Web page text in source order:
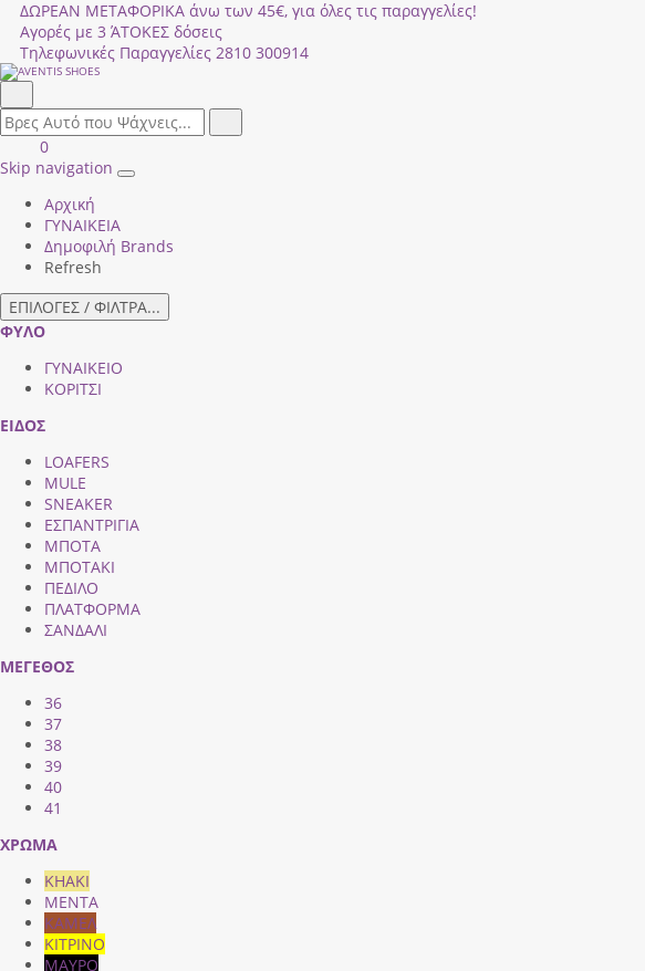
ΔΩΡΕΑΝ ΜΕΤΑΦΟΡΙΚΑ άνω των 45€, για όλες τις παραγγελίες!
Αγορές με 3 ΆΤΟΚΕΣ δόσεις
Τηλεφωνικές Παραγγελίες 2810 300914
field.search
Είσοδος
|
ΚΑΛΑΘΙ
ΑΓΟΡΩΝ
0
Skip navigation
Toggle
Αρχική
ΓΥΝΑΙΚΕΙΑ
Δημοφιλή Brands
Refresh
ΕΠΙΛΟΓΕΣ / ΦΙΛΤΡΑ...
ΦΥΛΟ
ΓΥΝΑΙΚΕΙΟ
ΚΟΡΙΤΣΙ
ΕΙΔΟΣ
LOAFERS
MULE
SNEAKER
ΕΣΠΑΝΤΡΙΓΙΑ
ΜΠΟΤΑ
ΜΠΟΤΑΚΙ
ΠΕΔΙΛΟ
ΠΛΑΤΦΟΡΜΑ
ΣΑΝΔΑΛΙ
ΜΕΓΕΘΟΣ
36
37
38
39
40
41
ΧΡΩΜΑ
KHAKI
MENTA
ΚΑΜΕΛ
ΚΙΤΡΙΝΟ
ΜΑΥΡΟ